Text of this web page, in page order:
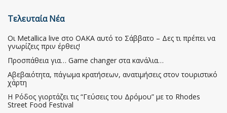
Τελευταία Νέα
Οι Metallica live στο ΟΑΚΑ αυτό το Σάββατο – Δες τι πρέπει να
γνωρίζεις πριν έρθεις!
Προσπάθεια για… Game changer στα κανάλια…
Αβεβαιότητα, πάγωμα κρατήσεων, ανατιμήσεις στον τουριστικό
χάρτη
Η Ρόδος γιορτάζει τις “Γεύσεις του Δρόμου” με το Rhodes
Street Food Festival